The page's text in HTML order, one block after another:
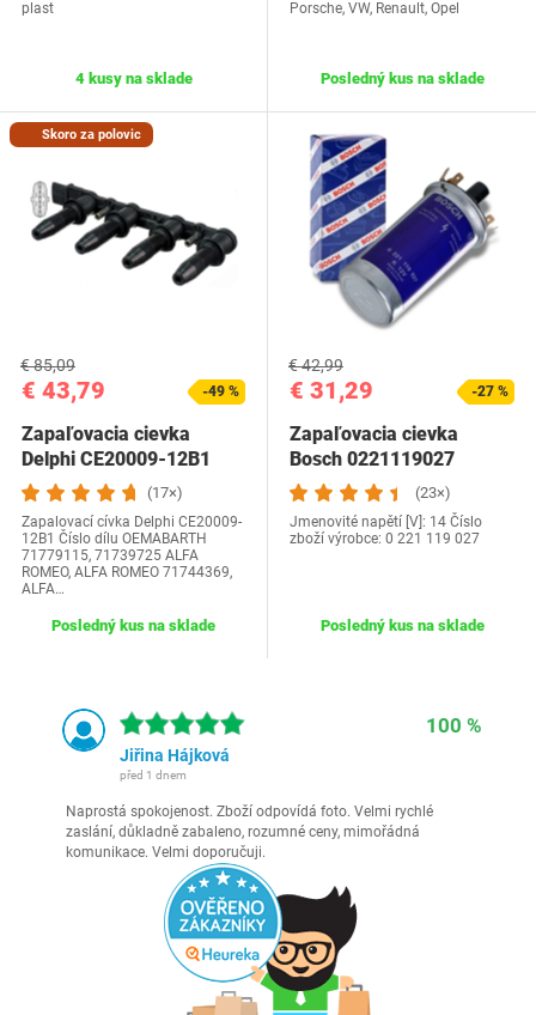
plast
4 kusy na sklade
Porsche, VW, Renault, Opel
Posledný kus na sklade
Skoro za polovic
€ 43,79
€ 85,09
-49 %
Zapaľovacia cievka
Delphi CE20009-12B1
(17×)
Zapalovací cívka Delphi CE20009-
12B1 Číslo dílu OEMABARTH
71779115, 71739725 ALFA
ROMEO, ALFA ROMEO 71744369,
ALFA…
Posledný kus na sklade
€ 31,29
€ 42,99
-27 %
Zapaľovacia cievka
Bosch 0221119027
(23×)
Jmenovité napětí [V]: 14 Číslo
zboží výrobce: 0 221 119 027
Posledný kus na sklade
100 %
Jiřina Hájková
před 1 dnem
Naprostá spokojenost. Zboží odpovídá foto. Velmi rychlé
zaslání, důkladně zabaleno, rozumné ceny, mimořádná
komunikace. Velmi doporučuji.